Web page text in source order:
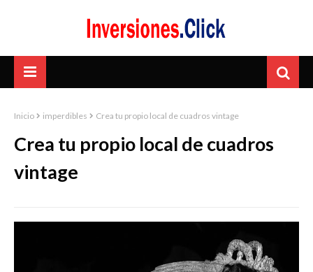
Inicio imperdibles Crea tu propio local de cuadros vintage
Crea tu propio local de cuadros
vintage